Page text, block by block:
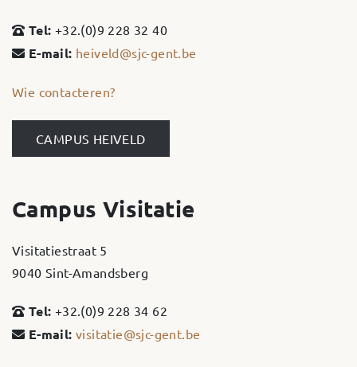
Tel: +32.(0)9 228 32 40
E-mail: heiveld@sjc-gent.be
Wie contacteren?
CAMPUS HEIVELD
Campus Visitatie
Visitatiestraat 5
9040 Sint-Amandsberg
Tel: +32.(0)9 228 34 62
E-mail: visitatie@sjc-gent.be